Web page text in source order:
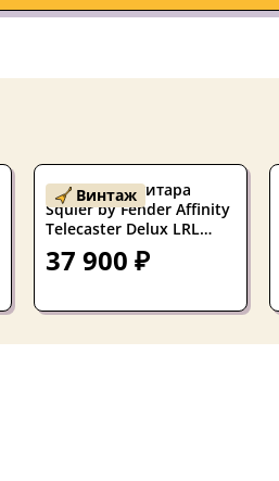
Винтаж
Б/У Электрогитара
Squier by Fender Affinity
Telecaster Delux LRL
CFM 2021s
37 900 ₽